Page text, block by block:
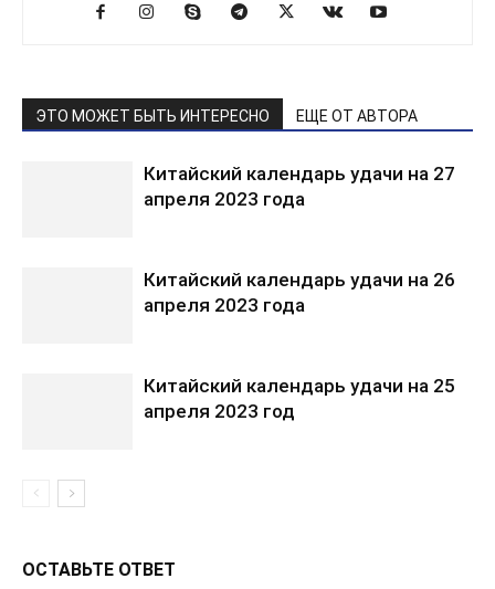
ЭТО МОЖЕТ БЫТЬ ИНТЕРЕСНО ЕЩЕ ОТ АВТОРА
Китайский календарь удачи на 27
апреля 2023 года
Китайский календарь удачи на 26
апреля 2023 года
Китайский календарь удачи на 25
апреля 2023 год
ОСТАВЬТЕ ОТВЕТ